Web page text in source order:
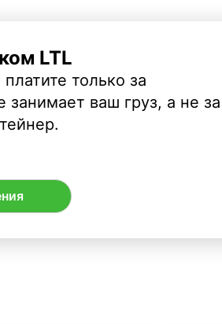
LTL
только за
занимает ваш груз, а не за